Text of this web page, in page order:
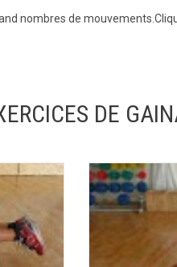
nombres de
DE